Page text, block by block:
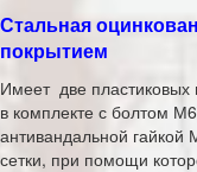
Стальная
покрытием
Имеет две пластиковых
в комплекте с болтом
антивандальной
сетки, при помощи